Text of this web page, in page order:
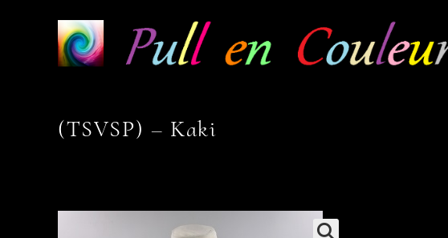
(TSVSP) – Kaki